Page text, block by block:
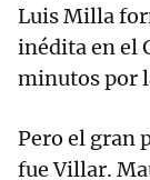
Luis Milla
inédita en el
minutos por
Pero el gran
fue Villar.